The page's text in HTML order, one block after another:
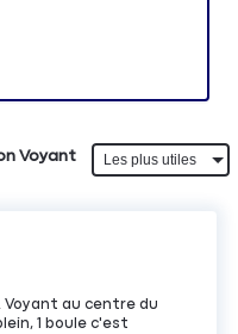
Voyant
Voyant au centre du
1 boule c'est